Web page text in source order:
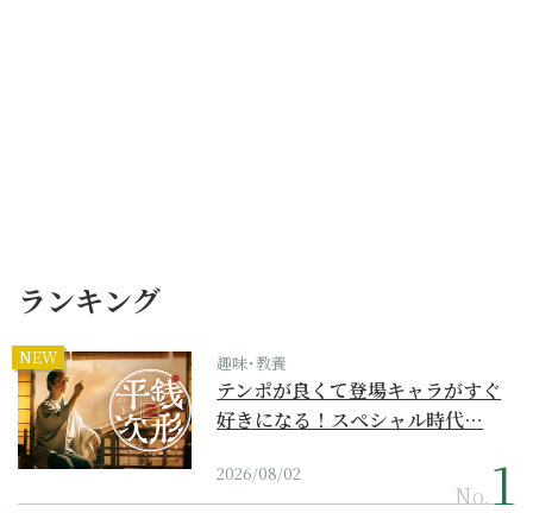
ランキング
NEW 趣味･教養
テンポが良くて登場キャラがすぐ
好きになる！スペシャル時代…
2026/08/02
No.